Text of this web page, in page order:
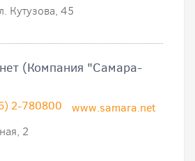
Кутузова, 45
(Компания "Самара-
www.samara.net
2-780800
2